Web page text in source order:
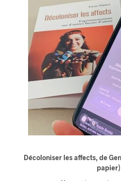
Décoloniser les affects, de
papier)